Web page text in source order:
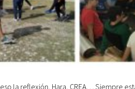
la reflexión, Hara, CREA… Siempre